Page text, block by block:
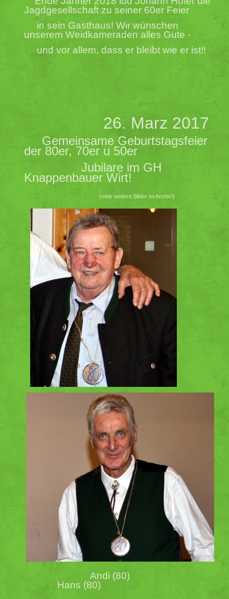
Jagdgesellschaft zu seiner 60er Feier
in sein Gasthaus! Wir wünschen
unserem Weidkameraden alles Gute -
und vor allem, dass er bleibt wie er ist!!
26. Marz 2017
Gemeinsame Geburtstagsfeier
der 80er, 70er u 50er
Jubilare im GH
Knappenbauer Wirt!
(viele weitere Bilder im Archiv!)
Andi (80)
Hans (80)